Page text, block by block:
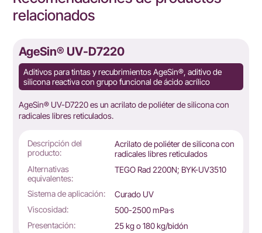
relacionados
AgeSin® UV-D7220
Aditivos para tintas y recubrimientos AgeSin®, aditivo de
silicona reactiva con grupo funcional de ácido acrílico
AgeSin® UV-D7220 es un acrilato de poliéter de silicona con
radicales libres reticulados.
Descripción del
producto:
Acrilato de poliéter de silicona con
radicales libres reticulados
Alternativas
equivalentes:
TEGO Rad 2200N; BYK-UV3510
Sistema de aplicación:
Curado UV
Viscosidad:
500-2500 mPa·s
Presentación:
25 kg o 180 kg/bidón